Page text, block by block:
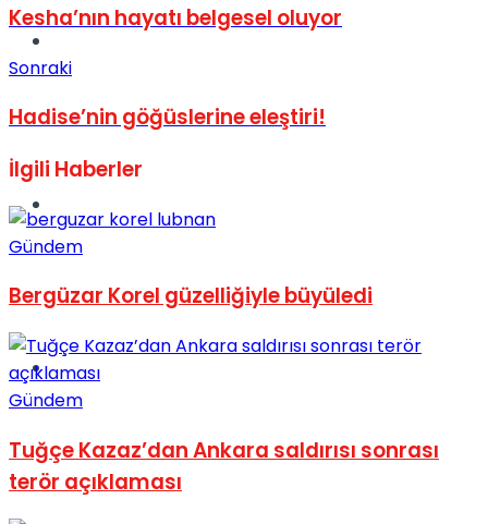
Tatil
Kesha’nın hayatı belgesel oluyor
Sonraki
Hadise’nin göğüslerine eleştiri!
İlgili Haberler
Gündem
Bergüzar Korel güzelliğiyle büyüledi
Gündem
Tuğçe Kazaz’dan Ankara saldırısı sonrası
terör açıklaması